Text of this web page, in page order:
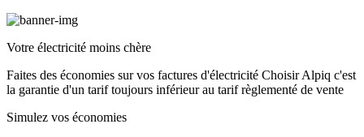
Votre électricité moins chère
Faites des économies sur vos factures d'électricité Choisir Alpiq c'est
la garantie d'un tarif toujours inférieur au tarif règlementé de vente
Simulez vos économies